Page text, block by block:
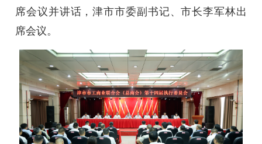
席会议并讲话，津市市委副书记、市长李军林出
席会议。